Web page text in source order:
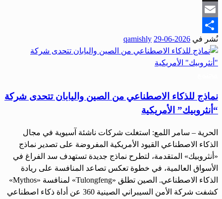
Snapchat
Email
Share
نُشر في 2026-06-29
qamishly
نماذج للذكاء الاصطناعي من الصين واليابان تتحدى شركة
“أنثروبيك” الأمريكية
الحرية – سامر اللمع: استغلت شركات ناشئة آسيوية في مجال
الذكاء الاصطناعي القيود الأمريكية المفروضة على تصدير نماذج
«أنثروبيك» المتقدمة، لتطرح نماذج جديدة تستهدف سد الفراغ في
الأسواق العالمية، في خطوة تعكس تصاعد المنافسة على ريادة
الذكاء الاصطناعي. الصين تطلق «Tulongfeng» لمنافسة «Mythos»
كشفت شركة الأمن السيبراني الصينية 360 عن أداة ذكاء اصطناعي